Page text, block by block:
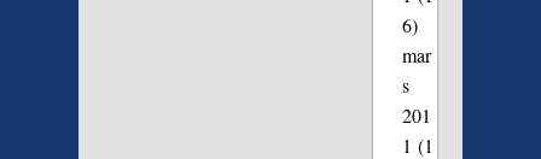
6)
mar
s
201
1 (1